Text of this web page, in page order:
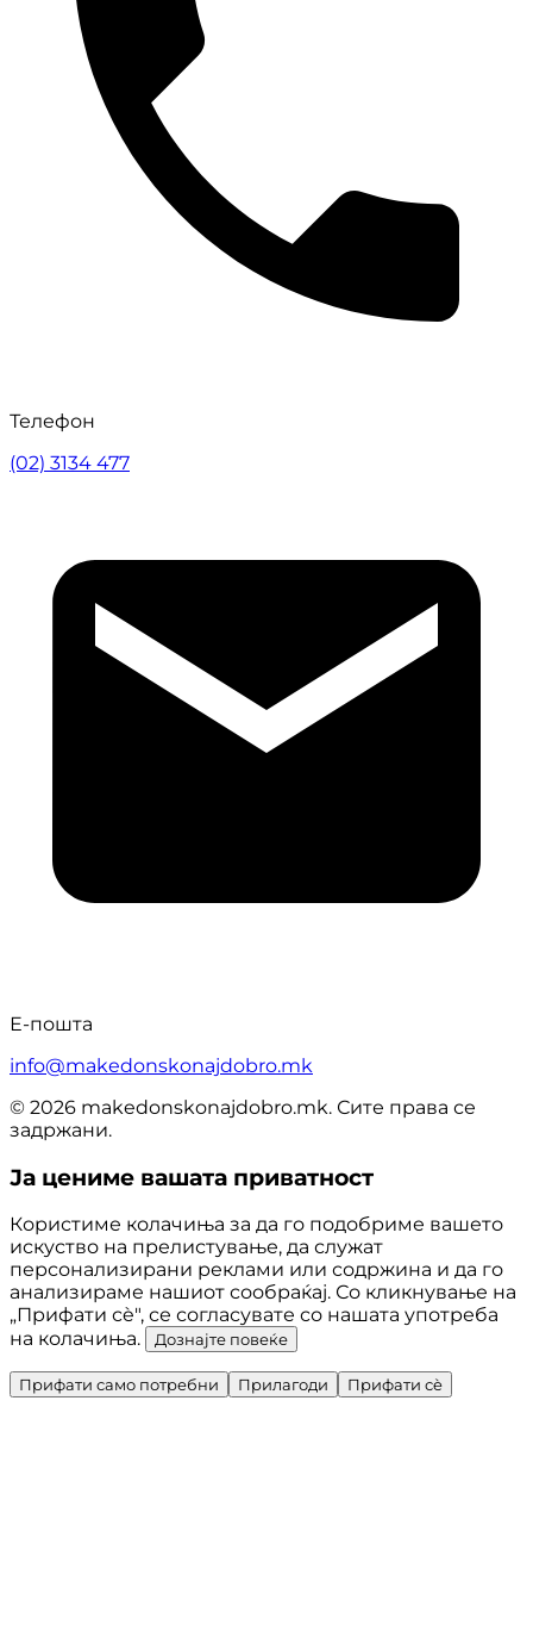
Телефон
(02) 3134 477
Е-пошта
info@makedonskonajdobro.mk
© 2026 makedonskonajdobro.mk. Сите права се
задржани.
Ја цениме вашата приватност
Користиме колачиња за да го подобриме вашето
искуство на прелистување, да служат
персонализирани реклами или содржина и да го
анализираме нашиот сообраќај. Со кликнување на
„Прифати сè", се согласувате со нашата употреба
на колачиња.
Дознајте повеќе
Прифати само потребни Прилагоди Прифати сè